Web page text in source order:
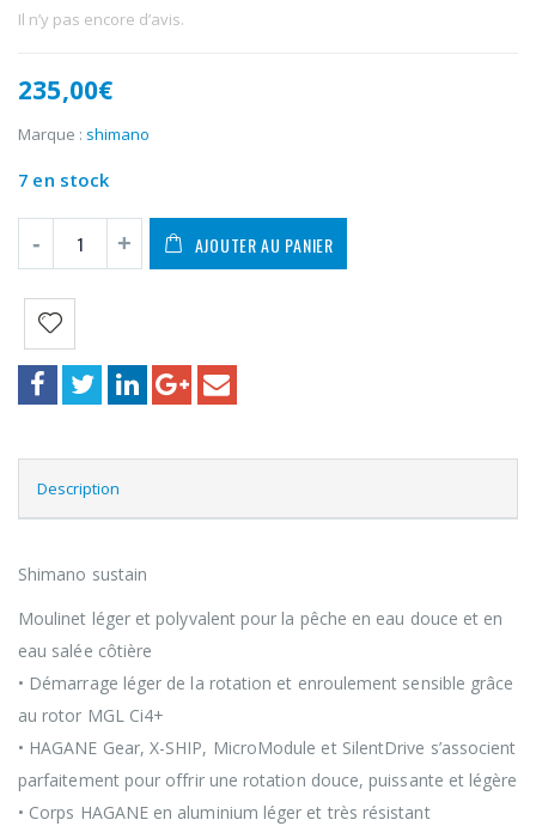
Il n’y pas encore d’avis.
235,00€
Marque : shimano
7 en stock
AJOUTER AU PANIER
Description
Shimano sustain
Moulinet léger et polyvalent pour la pêche en eau douce et en
eau salée côtière
• Démarrage léger de la rotation et enroulement sensible grâce
au rotor MGL Ci4+
• HAGANE Gear, X-SHIP, MicroModule et SilentDrive s’associent
parfaitement pour offrir une rotation douce, puissante et légère
• Corps HAGANE en aluminium léger et très résistant